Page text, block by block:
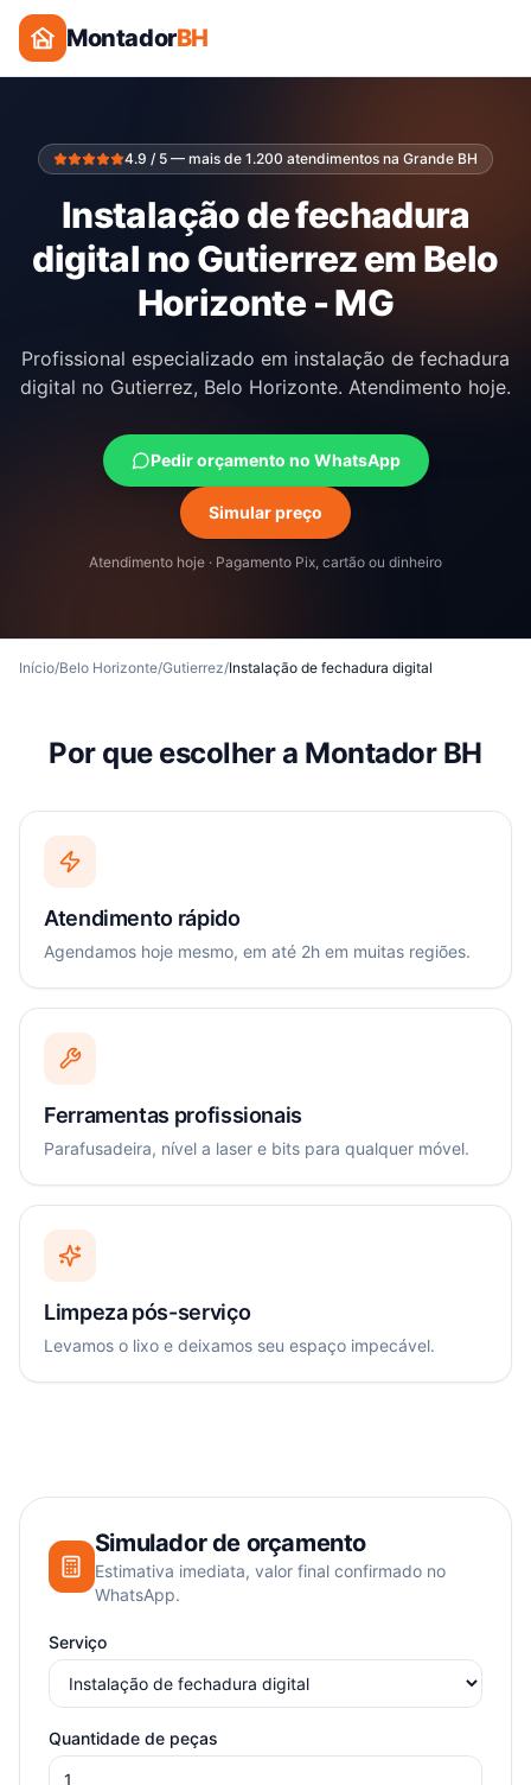
MontadorBH
4.9 / 5 — mais de 1.200 atendimentos na Grande BH
Instalação de fechadura
digital no Gutierrez em Belo
Horizonte - MG
Profissional especializado em instalação de fechadura
digital no Gutierrez, Belo Horizonte. Atendimento hoje.
Pedir orçamento no WhatsApp
Simular preço
Atendimento hoje · Pagamento Pix, cartão ou dinheiro
Início/Belo Horizonte/Gutierrez/Instalação de fechadura digital
Por que escolher a Montador BH
Atendimento rápido
Agendamos hoje mesmo, em até 2h em muitas regiões.
Ferramentas profissionais
Parafusadeira, nível a laser e bits para qualquer móvel.
Limpeza pós-serviço
Levamos o lixo e deixamos seu espaço impecável.
Simulador de orçamento
Estimativa imediata, valor final confirmado no
WhatsApp.
Serviço
Quantidade de peças